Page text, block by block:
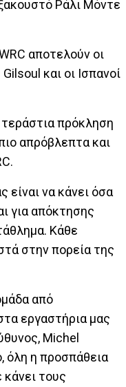
Ράλι Μόντε
αποτελούν οι
και οι Ισπανοί
πρόκληση
απρόβλεπτα και
είναι να κάνει όσα
για απόκτησης
Κάθε
στην πορεία της
από
εργαστήρια μας
Michel
όλη η προσπάθεια
τους